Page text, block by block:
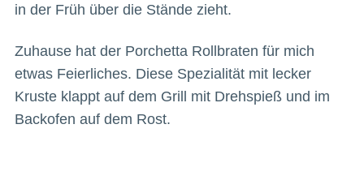
in der Früh über die Stände zieht.
Zuhause hat der Porchetta Rollbraten für mich
etwas Feierliches. Diese Spezialität mit lecker
Kruste klappt auf dem Grill mit Drehspieß und im
Backofen auf dem Rost.